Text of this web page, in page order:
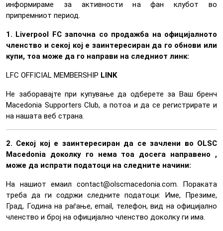
информираме за активности на фан клубот во
припремниот период.
1. Liverpool FC започна со продажба на официјалното
членство и секој кој е заинтересиран да го обнови или
купи, тоа може да го направи на следниот линк:
LFC OFFICIAL MEMBERSHIP LINK
Не заборавајте при купување да одберете за Ваш бренч
Macedonia Supporters Club, а потоа и да се регистрирате и
на нашата веб страна.
2. Секој кој е заинтересиран да се зачлени во OLSC
Macedonia доколку го нема тоа досега направено ,
може да испрати податоци на следните начини:
На нашиот емаил contact@olscmacedonia.com. Пораката
треба да ги содржи следните податоци: Име, Презиме,
Град, Година на раѓање, email, телефон, вид на официјално
членство и број на официјално членство доколку ги има.